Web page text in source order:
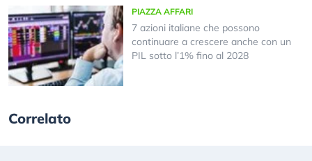
PIAZZA AFFARI
7 azioni italiane che possono
continuare a crescere anche con un
PIL sotto l’1% fino al 2028
Correlato